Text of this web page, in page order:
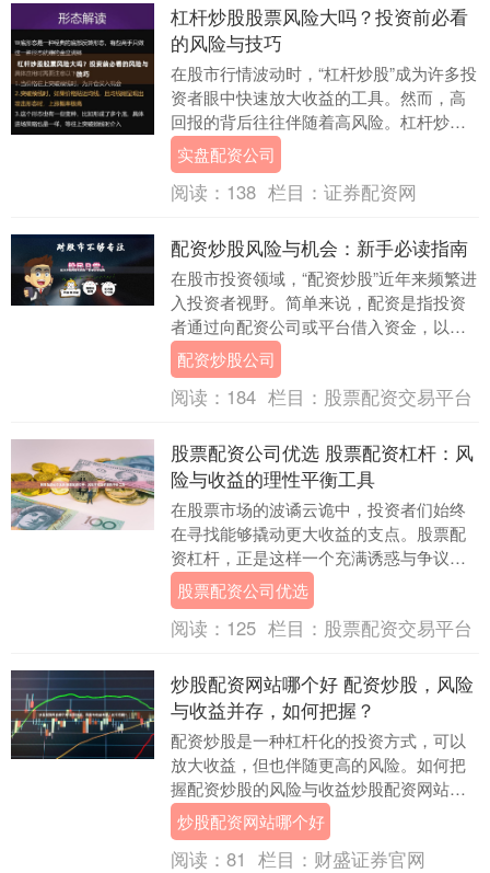
杠杆炒股股票风险大吗？投资前必看
的风险与技巧
在股市行情波动时，“杠杆炒股”成为许多投
资者眼中快速放大收益的工具。然而，高
回报的背后往往伴随着高风险。杠杆炒股
究竟风险有多大？普通投资者又该如何应
对？本文将深....
实盘配资公司
阅读： 138 栏目： 证券配资网
配资炒股风险与机会：新手必读指南
在股市投资领域，“配资炒股”近年来频繁进
入投资者视野。简单来说，配资是指投资
者通过向配资公司或平台借入资金，以扩
大自己的交易本金，从而放大潜在收益。
这种模式看似....
配资炒股公司
阅读： 184 栏目： 股票配资交易平台
股票配资公司优选 股票配资杠杆：风
险与收益的理性平衡工具
在股票市场的波谲云诡中，投资者们始终
在寻找能够撬动更大收益的支点。股票配
资杠杆，正是这样一个充满诱惑与争议的
金融工具。它如同一把锋利的双刃剑，既
能放大收益的光芒....
股票配资公司优选
阅读： 125 栏目： 股票配资交易平台
炒股配资网站哪个好 配资炒股，风险
与收益并存，如何把握？
配资炒股是一种杠杆化的投资方式，可以
放大收益，但也伴随更高的风险。如何把
握配资炒股的风险与收益炒股配资网站哪
个好，是投资者需要慎重考虑的问题。 配
资的本质是杠杆....
炒股配资网站哪个好
阅读： 81 栏目： 财盛证券官网